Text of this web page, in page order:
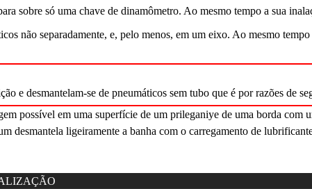
sobre só uma chave de dinamômetro. Ao mesmo tempo a sua
não separadamente, e, pelo menos, em um eixo. Ao mesmo
e desmantelam-se de pneumáticos sem tubo que é por razões de
possível em uma superfície de um prileganiye de uma borda com
desmantela ligeiramente a banha com o carregamento de